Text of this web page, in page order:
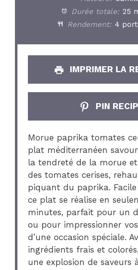
Durée totale: 25
Rendement: 4
IMPRIMER LA
PIN
Morue paprika tomates
plat méditerranéen
la tendreté de la morue
des tomates cerises,
piquant du paprika.
ce plat se réalise en
minutes, parfait pour un
ou pour impressionner
d’une occasion spéciale.
ingrédients frais et
une explosion de saveurs